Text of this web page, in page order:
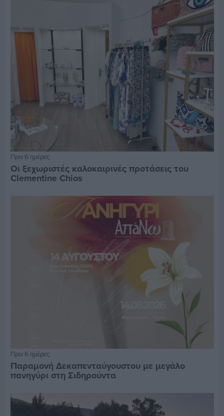
Πριν 6 ημέρες
Οι ξεχωριστές καλοκαιρινές προτάσεις του
Clementine Chios
Πριν 6 ημέρες
Παραμονή Δεκαπενταύγουστου με μεγάλο
πανηγύρι στη Σιδηρούντα